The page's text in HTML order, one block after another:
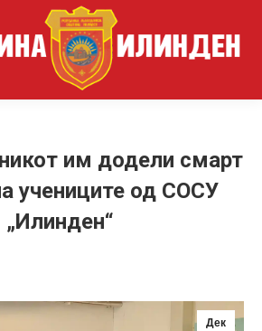
им додели смарт
учениците од СОСУ
„Илинден“
Дек